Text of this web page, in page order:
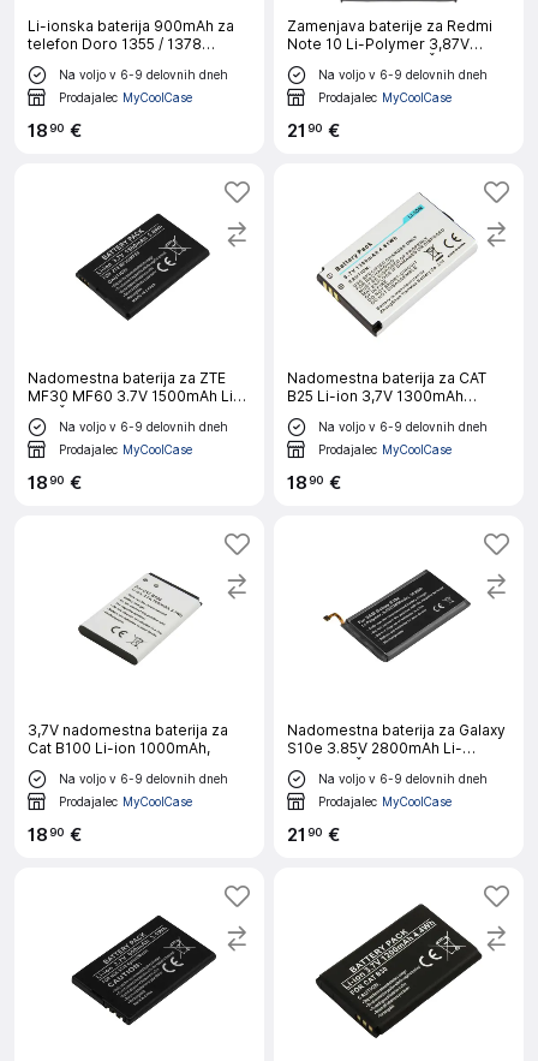
Li-ionska baterija 900mAh za
telefon Doro 1355 / 1378
Združljiva DBAB-800A 3,7V,
Črna
Na voljo v 6-9 delovnih dneh
Prodajalec MyCoolCase
1890 €
Zamenjava baterije za Redmi
Note 10 Li-Polymer 3,87V
5000mAh 19,35Wh, Črna
Na voljo v 6-9 delovnih dneh
Prodajalec MyCoolCase
21 90 €
Nadomestna baterija za ZTE
MF30 MF60 3.7V 1500mAh Li-
ion, Črna
Na voljo v 6-9 delovnih dneh
Prodajalec MyCoolCase
1890 €
Nadomestna baterija za CAT
B25 Li-ion 3,7V 1300mAh
4,8Wh, Bela
Na voljo v 6-9 delovnih dneh
Prodajalec MyCoolCase
1890 €
3,7V nadomestna baterija za
Cat B100 Li-ion 1000mAh,
Na voljo v 6-9 delovnih dneh
Prodajalec MyCoolCase
1890 €
Nadomestna baterija za Galaxy
S10e 3.85V 2800mAh Li-
Polymer, Črna
Na voljo v 6-9 delovnih dneh
Prodajalec MyCoolCase
21 90 €